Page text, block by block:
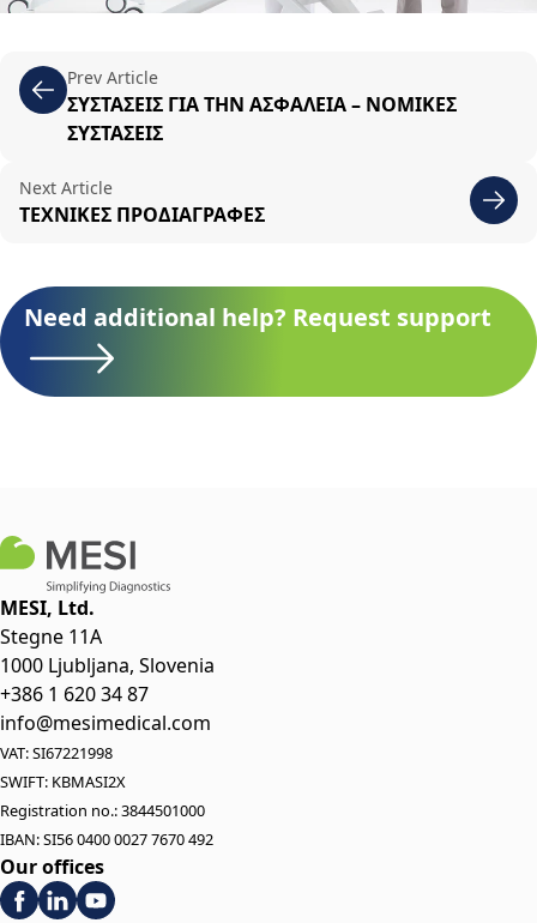
Prev Article
ΣΥΣΤΑΣΕΙΣ ΓΙΑ ΤΗΝ ΑΣΦΑΛΕΙΑ – ΝΟΜΙΚΕΣ
ΣΥΣΤΑΣΕΙΣ
Next Article
ΤΕΧΝΙΚΕΣ ΠΡΟΔΙΑΓΡΑΦΕΣ
Need additional help? Request support
MESI, Ltd.
Stegne 11A
1000 Ljubljana, Slovenia
+386 1 620 34 87
info@mesimedical.com
VAT: SI67221998
SWIFT: KBMASI2X
Registration no.: 3844501000
IBAN: SI56 0400 0027 7670 492
Our offices